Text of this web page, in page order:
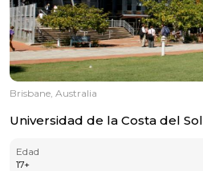
Brisbane, Australia
Universidad de la Costa del Sol
Edad
17+